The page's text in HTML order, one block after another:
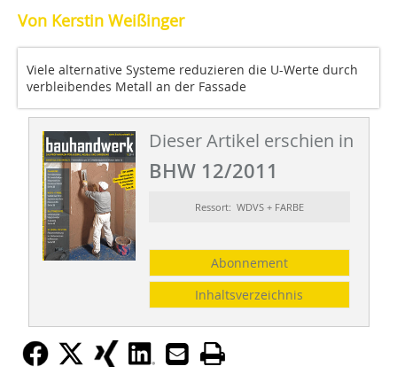
Von Kerstin Weißinger
Viele alternative Systeme reduzieren die U-Werte durch
verbleibendes Metall an der Fassade
Dieser Artikel erschien in
BHW 12/2011
Ressort: WDVS + FARBE
Abonnement
Inhaltsverzeichnis